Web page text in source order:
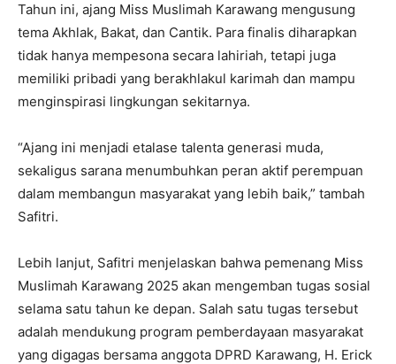
Tahun ini, ajang Miss Muslimah Karawang mengusung
tema Akhlak, Bakat, dan Cantik. Para finalis diharapkan
tidak hanya mempesona secara lahiriah, tetapi juga
memiliki pribadi yang berakhlakul karimah dan mampu
menginspirasi lingkungan sekitarnya.
“Ajang ini menjadi etalase talenta generasi muda,
sekaligus sarana menumbuhkan peran aktif perempuan
dalam membangun masyarakat yang lebih baik,” tambah
Safitri.
Lebih lanjut, Safitri menjelaskan bahwa pemenang Miss
Muslimah Karawang 2025 akan mengemban tugas sosial
selama satu tahun ke depan. Salah satu tugas tersebut
adalah mendukung program pemberdayaan masyarakat
yang digagas bersama anggota DPRD Karawang, H. Erick